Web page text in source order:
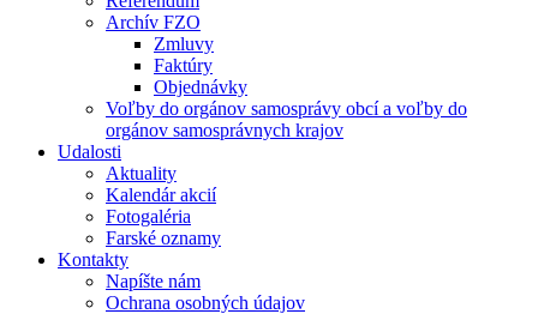
Archív FZO
Zmluvy
Faktúry
Objednávky
Voľby do orgánov samosprávy obcí a voľby do
orgánov samosprávnych krajov
Udalosti
Aktuality
Kalendár akcií
Fotogaléria
Farské oznamy
Kontakty
Napíšte nám
Ochrana osobných údajov